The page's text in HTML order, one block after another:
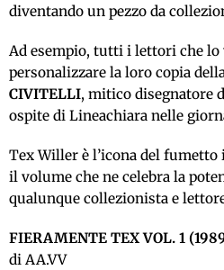
diventando un pezzo da
Ad esempio, tutti i lettori che
personalizzare la loro copia
CIVITELLI, mitico disegnatore
ospite di Lineachiara nelle
Tex Willer è l’icona del fumetto
il volume che ne celebra la
qualunque collezionista e
FIERAMENTE TEX VOL. 1
di AA.VV